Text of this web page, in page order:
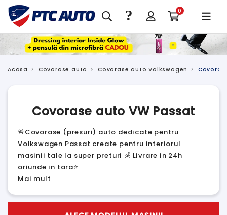
0
?
Acasa Covorase auto Covorase auto Volkswagen
Covorase auto VW Passat
🚨Covorase (presuri) auto dedicate pentru
Volkswagen Passat create pentru interiorul
masinii tale la super preturi 💰 Livrare in 24h
oriunde in tara⭐
Mai mult